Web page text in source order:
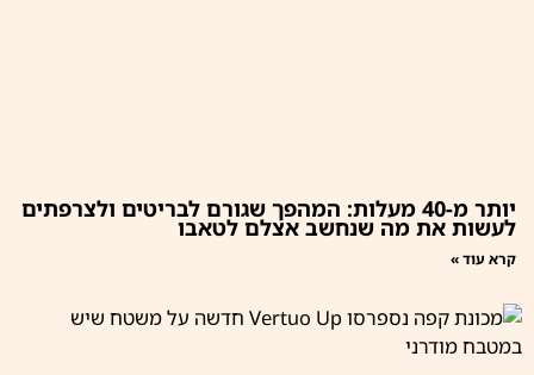
יותר מ-40 מעלות: המהפך שגורם לבריטים ולצרפתים
לעשות את מה שנחשב אצלם לטאבו
קרא עוד »